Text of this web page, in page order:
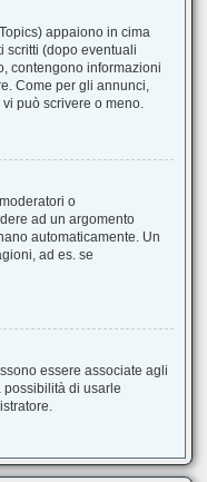
appaiono in cima
scritti (dopo eventuali
contengono informazioni
Come per gli annunci,
vi può scrivere o meno.
o
ad un argomento
automaticamente. Un
ad es. se
essere associate agli
di usarle